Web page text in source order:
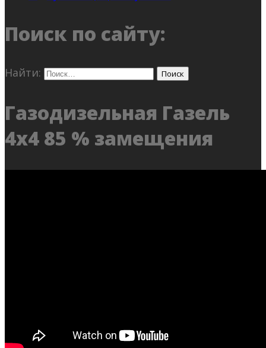
Поиск по сайту:
Найти:
Газодизельная Газель
4х4 85 % замещения